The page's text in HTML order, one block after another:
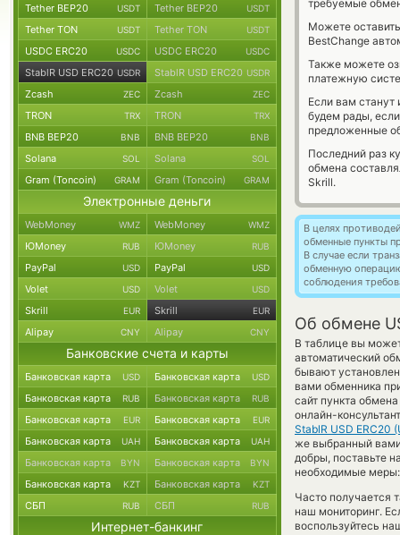
требуемые
Можете
BestChange
Также можете
платежную
Если вам
будем рады,
предложенные
Последний раз
обмена
Skrill.
В целях
обменные пункты
В случае если
обменную
соблюдения
Об обмене
В таблице вы
автоматический
бывают
вами обменника
сайт пункта
онлайн-
StablR USD ERC20
же выбранный вами
добры, поставьте
необходимые
Часто получается
наш мониторинг.
воспользуйтесь
Tether BEP20 USDT Tether BEP20 USDT
Tether TON USDT Tether TON USDT
USDC ERC20 USDC USDC ERC20 USDC
StablR USD ERC20 USDR StablR USD ERC20 USDR
Zcash ZEC Zcash ZEC
TRON TRX TRON TRX
BNB BEP20 BNB BNB BEP20 BNB
Solana SOL Solana SOL
Gram (Toncoin) GRAM Gram (Toncoin) GRAM
Электронные деньги
WebMoney WMZ WebMoney WMZ
ЮMoney RUB ЮMoney RUB
PayPal USD PayPal USD
Volet USD Volet USD
Skrill EUR Skrill EUR
Alipay CNY Alipay CNY
Банковские счета и карты
Банковская карта USD Банковская карта USD
Банковская карта RUB Банковская карта RUB
Банковская карта EUR Банковская карта EUR
Банковская карта UAH Банковская карта UAH
Банковская карта BYN Банковская карта BYN
Банковская карта KZT Банковская карта KZT
СБП RUB СБП RUB
Интернет-банкинг